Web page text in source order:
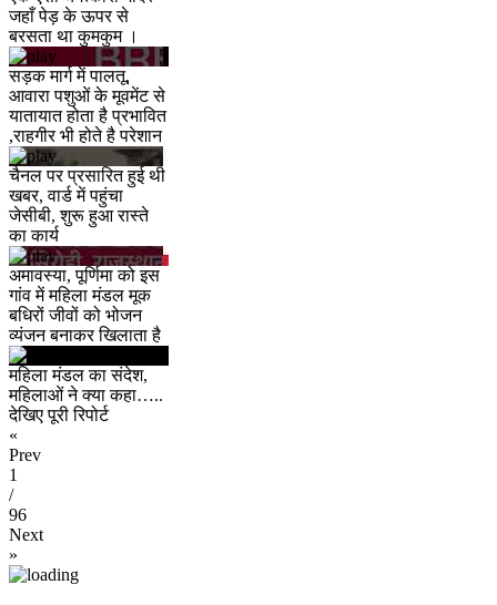
जहाँ पेड़ के ऊपर से
बरसता था कुमकुम ।
सड़क मार्ग में पालतू,
आवारा पशुओं के मूवमेंट से
यातायात होता है प्रभावित
,राहगीर भी होते है परेशान
चैनल पर प्रसारित हुई थी
खबर, वार्ड में पहुंचा
जेसीबी, शुरू हुआ रास्ते
का कार्य
अमावस्या, पूर्णिमा को इस
गांव में महिला मंडल मूक
बधिरों जीवों को भोजन
व्यंजन बनाकर खिलाता है
महिला मंडल का संदेश,
महिलाओं ने क्या कहा…..
देखिए पूरी रिपोर्ट
«
Prev
1
/
96
Next
»